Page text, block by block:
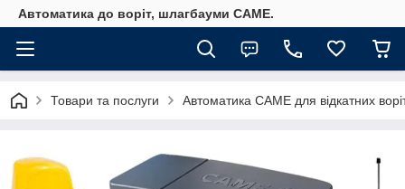
Автоматика до воріт, шлагбауми CAME.
Товари та послуги Автоматика САМЕ для відкатних